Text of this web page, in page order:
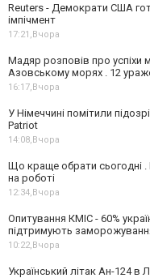
Reuters - Демократи США
імпічмент
17:21,Вчора
Мадяр розповів про успіхи
Азовському морях . 12
16:17,Вчора
У Німеччині помітили
Patriot
14:08,Вчора
Що краще обрати сьогодні
на роботі
12:34,Вчора
Опитування КМІС - 60%
підтримують
10:22,Вчора
Український літак Ан-124 в